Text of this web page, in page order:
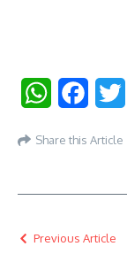
WhatsApp
Share this Article
Previous Article